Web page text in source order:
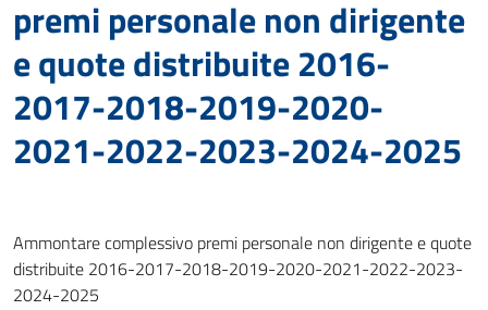
premi personale non dirigente
e quote distribuite 2016-
2017-2018-2019-2020-
2021-2022-2023-2024-2025
Ammontare complessivo premi personale non dirigente e quote
distribuite 2016-2017-2018-2019-2020-2021-2022-2023-
2024-2025